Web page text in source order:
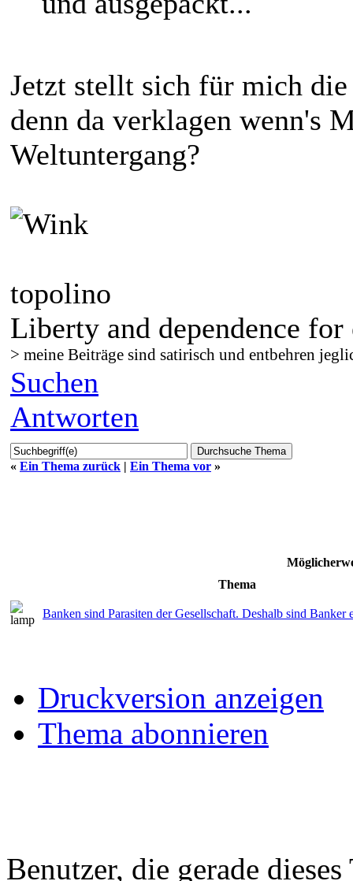
Jetzt stellt sich für mich die
denn da verklagen wenn's
Weltuntergang?
topolino
Liberty and dependence for
> meine Beiträge sind satirisch und entbehren
Suchen
Antworten
« Ein Thema zurück | Ein Thema vor »
Thema
Banken sind Parasiten der Gesellschaft. Deshalb sind Banker
Druckversion anzeigen
Thema abonnieren
Benutzer, die gerade